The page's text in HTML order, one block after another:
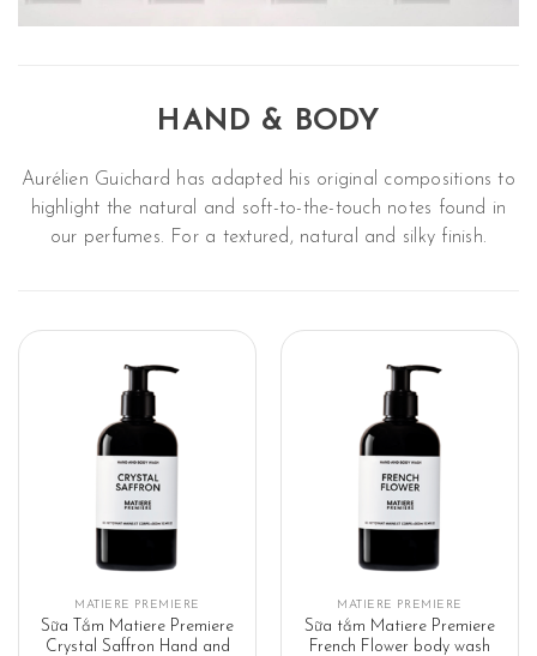
HAND & BODY
Aurélien Guichard has adapted his original compositions to
highlight the natural and soft-to-the-touch notes found in
our perfumes. For a textured, natural and silky finish.
MATIERE PREMIERE
Sữa Tắm Matiere Premiere
Crystal Saffron Hand and
MATIERE PREMIERE
Sữa tắm Matiere Premiere
French Flower body wash